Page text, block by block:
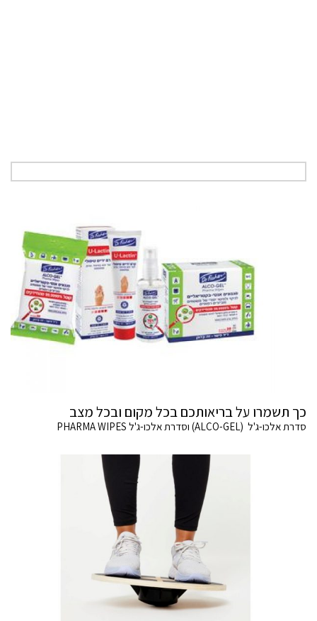
כך תשמרו על בריאותכם בכל מקום ובכל מצב
סדרת אלכו-ג'ל (ALCO-GEL) וסדרת אלכו-ג'ל PHARMA WIPES